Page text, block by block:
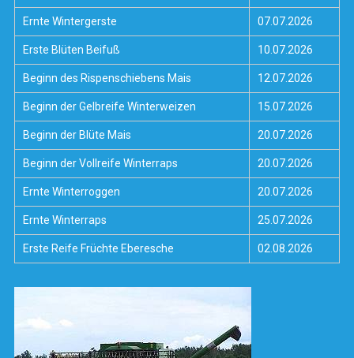
Ernte Wintergerste 07.07.2026
Erste Blüten Beifuß 10.07.2026
Beginn des Rispenschiebens Mais 12.07.2026
Beginn der Gelbreife Winterweizen 15.07.2026
Beginn der Blüte Mais 20.07.2026
Beginn der Vollreife Winterraps 20.07.2026
Ernte Winterroggen 20.07.2026
Ernte Winterraps 25.07.2026
Erste Reife Früchte Eberesche 02.08.2026